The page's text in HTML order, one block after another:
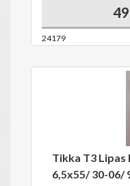
24179
Tikka T3 Lipas
6,5x55/ 30-06/